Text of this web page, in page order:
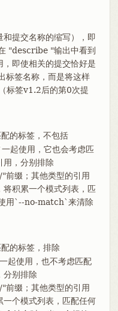
提交名称的缩写），即
"describe "输出中看到
即使相关的提交恰好是
标签名称，而是将这样
标签v1.2后的第0次提
的标签，不包括
起使用，它也会考虑匹
用，分别排除
缀；其他类型的引用
将积累一个模式列表，匹
用`--no-match`来清除
的标签，排除
使用，也不考虑匹配
分别排除
缀；其他类型的引用
一个模式列表，匹配任何